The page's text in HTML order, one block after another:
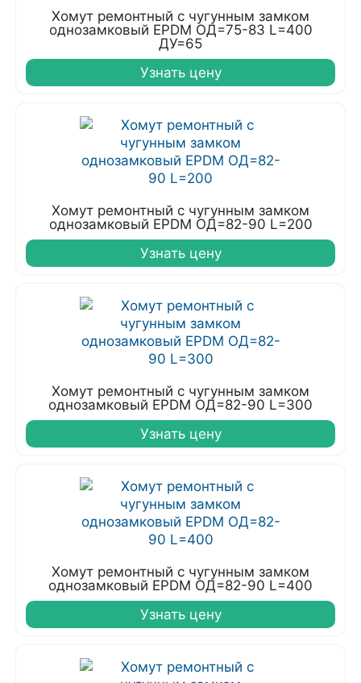
Хомут ремонтный с чугунным замком
однозамковый EPDM ОД=75-83 L=400
ДУ=65
Узнать цену
Хомут ремонтный с чугунным замком
однозамковый EPDM ОД=82-90 L=200
Узнать цену
Хомут ремонтный с чугунным замком
однозамковый EPDM ОД=82-90 L=300
Узнать цену
Хомут ремонтный с чугунным замком
однозамковый EPDM ОД=82-90 L=400
Узнать цену